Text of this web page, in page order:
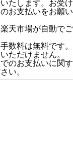
たします。お受け
お支払いをお願い
天市場が自動でご
数料は無料です。
ただけません。
のお支払いに関す
い。